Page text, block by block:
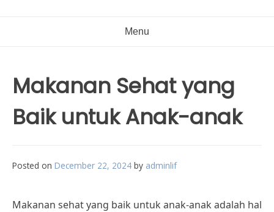
Menu
Makanan Sehat yang
Baik untuk Anak-anak
Posted on December 22, 2024 by adminlif
Makanan sehat yang baik untuk anak-anak adalah hal